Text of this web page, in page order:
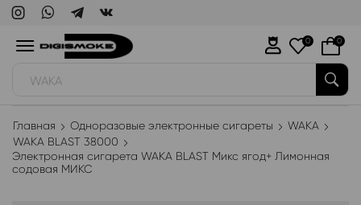
WAKA
0 0
Главная Одноразовые электронные сигареты
WAKA
WAKA BLAST 38000
Электронная сигарета WAKA BLAST Микс ягод+ Лимонная
содовая МИКС